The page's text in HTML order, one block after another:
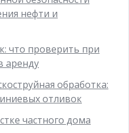
нефти и
что проверить при
аренду
обработка:
отливок
частного дома